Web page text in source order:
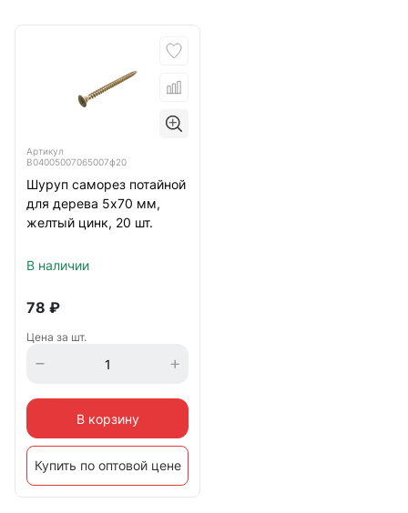
Артикул
B04005007065007ф20
Шуруп саморез потайной
для дерева 5х70 мм,
желтый цинк, 20 шт.
В наличии
78 ₽
Цена за шт.
В корзину
Купить по оптовой цене